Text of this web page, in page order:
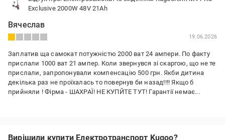
Exclusive 2000W 48V 21Ah
Вячеслав
19.06.2026
Заплатив ща самокат потужністю 2000 ват 24 ампери. По факту
прислали 1000 ват 21 ампер. Коли звернувся зі скаргою, що не те
прислали, запропонували компенсацію 500 грн. Якби дитина
декілька раз не проїхалась то повернув би назад!!!! Якщо б
прийняли ! Фірма - ШАХРАЇ! НЕ КУПЙТЕ ТУТ! Гарантії немає...
Вирішили купити Електротранспорт Kugoo?